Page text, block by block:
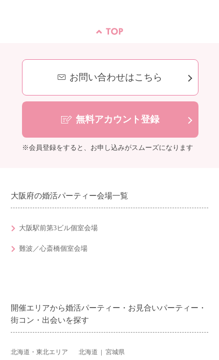
お問い合わせはこちら
無料アカウント登録
※会員登録をすると、お申し込みがスムーズになります
大阪府の婚活パーティー会場一覧
大阪駅前第3ビル個室会場
難波／心斎橋個室会場
開催エリアから婚活パーティー・お見合いパーティー・
街コン・出会いを探す
北海道・東北エリア 北海道 宮城県